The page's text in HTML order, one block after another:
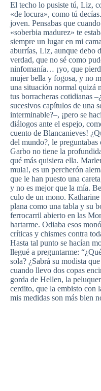
El techo lo pusiste tú, Liz,
«de locura», como tú
joven. Pensabas que
«soberbia madurez» te
siempre un lugar en mi
aburrías, Liz, aunque debo
verdad, que no sé como
ninfomanía… ¡yo, que
mujer bella y fogosa, y no
una situación normal quizá
tus borracheras cotidianas
sucesivos capítulos de una
interminable?–, ¡pero se
diálogos ante el espejo,
cuento de Blancanieves!
del mundo?, le
Garbo no tiene la
qué más quisiera ella.
mula!, es un percherón
que le han puesto una
y no es mejor que la mía.
culo de un mono.
plana como una tabla y su
ferrocarril abierto en las
hartarme. Odiaba esos
críticas y chismes contra
Hasta tal punto se hacían
llegué a preguntarme:
sola? ¿Sabrá su modista
cuando llevo dos copas
gorda de Hellen, la
cerdito, que la embisto con
mis medidas son más bien